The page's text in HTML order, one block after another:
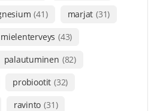
(41) marjat (31)
mielenterveys (43)
palautuminen (82)
probiootit (32)
ravinto (31)